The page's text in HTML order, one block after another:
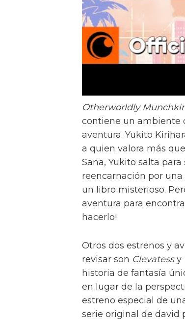
Otherworldly
contiene un ambiente
aventura. Yukito
a quien valora más
Sana, Yukito salta
reencarnación por
un libro misterioso.
aventura para
hacerlo!
Otros dos estrenos y
revisar son Clevatessy
historia de fantasía
en lugar de la
estreno especial de
serie original de david